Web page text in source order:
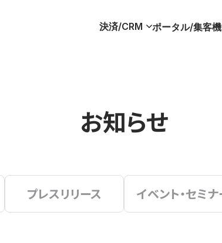
決済/CRM ポータル/集客
お知らせ
プレスリリース イベント・セミナ